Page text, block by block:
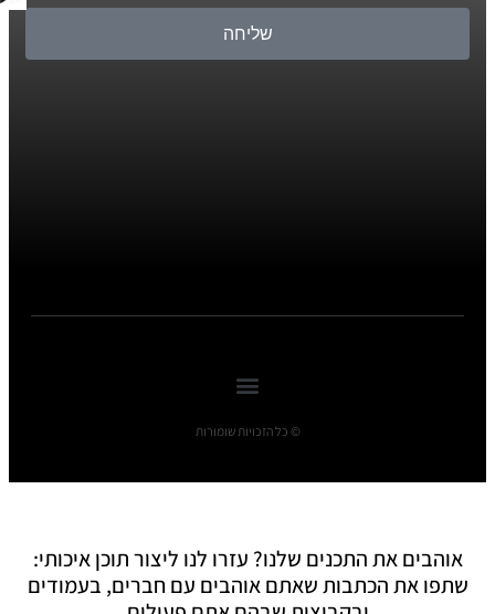
שליחה
© כל הזכויות שומורות
אוהבים את התכנים שלנו? עזרו לנו ליצור תוכן איכותי:
שתפו את הכתבות שאתם אוהבים עם חברים, בעמודים